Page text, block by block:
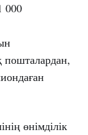
000
пошталардан,
өнімділік